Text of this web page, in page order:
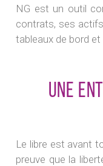
NG est un outil
contrats, ses
tableaux de bord
Une
Le libre est avant
preuve que la